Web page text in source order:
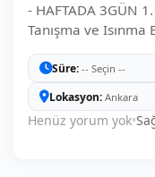
- HAFTADA 3GÜN
Tanışma ve Isınma
Süre -- Seçin --
Lokasyon Ankara
Henüz yorum yok•